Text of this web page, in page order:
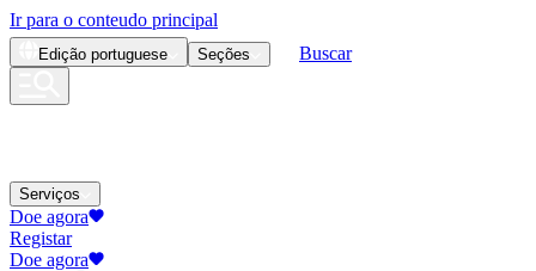
Ir para o conteudo principal
Edição portuguese Seções Buscar
Serviços
Doe agora
Registar
Doe agora